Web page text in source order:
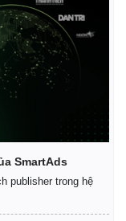
SmartAds
publisher trong hệ